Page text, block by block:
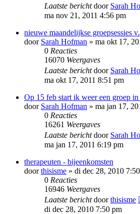
Laatste berichtdoor Sarah
ma nov 21, 2011 4:56 pm
nieuwe maandelijkse groepsessies
door Sarah Hofman » ma okt 17,
0 Reacties
16070 Weergaves
Laatste berichtdoor Sarah
ma okt 17, 2011 8:51 pm
Op 15 feb start ik weer een groep
door Sarah Hofman » ma jan 17,
0 Reacties
16261 Weergaves
Laatste berichtdoor Sarah
ma jan 17, 2011 6:19 pm
therapeuten - bijeenkomsten
doorthisisme » di dec 28, 2010
0 Reacties
16946 Weergaves
Laatste berichtdoorthisisme
di dec 28, 2010 7:50 pm